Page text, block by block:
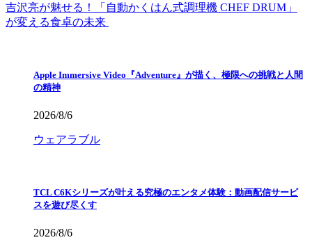
吉沢亮が魅せる！「自動かくはん式調理機 CHEF DRUM」
が変える食卓の未来
Apple Immersive Video『Adventure』が描く、極限への挑戦と人間
の精神
2026/8/6
ウェアラブル
TCL C6Kシリーズが叶える究極のエンタメ体験：動画配信サービ
スを遊び尽くす
2026/8/6